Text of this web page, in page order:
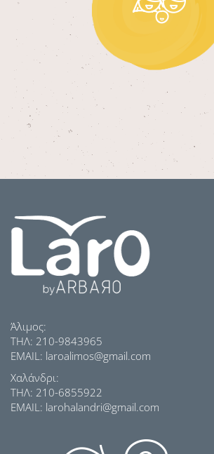
Άλιμος:
ΤΗΛ: 210-9843965
EMAIL: laroalimos@gmail.com
Χαλάνδρι:
ΤΗΛ: 210-6855922
EMAIL: larohalandri@gmail.com